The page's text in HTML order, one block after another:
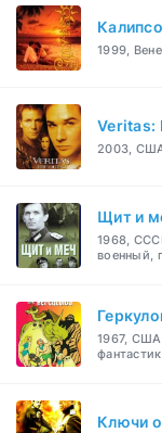
Калипсо
1999,
Veritas:
2003,
Щит и
1968,
военный,
1967,
Ключи